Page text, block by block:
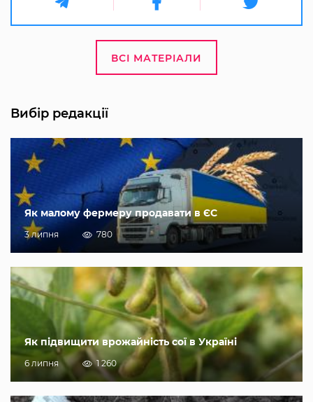
ВСІ МАТЕРІАЛИ
Вибір редакції
Як малому фермеру продавати в ЄС
3 липня 780
Як підвищити врожайність сої в Україні
6 липня 1 260